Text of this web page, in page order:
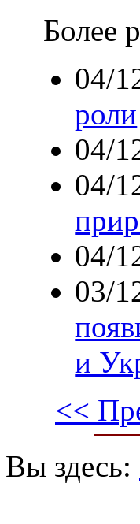
Более
04/
роли
04/
04/
04/
03/
и
<<
Вы здесь: